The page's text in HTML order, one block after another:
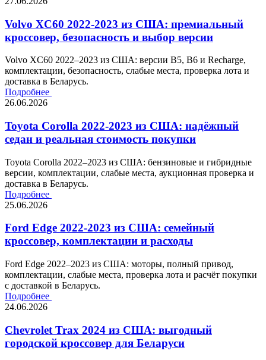
Volvo XC60 2022-2023 из США: премиальный
кроссовер, безопасность и выбор версии
Volvo XC60 2022–2023 из США: версии B5, B6 и Recharge,
комплектации, безопасность, слабые места, проверка лота и
доставка в Беларусь.
Подробнее
26.06.2026
Toyota Corolla 2022-2023 из США: надёжный
седан и реальная стоимость покупки
Toyota Corolla 2022–2023 из США: бензиновые и гибридные
версии, комплектации, слабые места, аукционная проверка и
доставка в Беларусь.
Подробнее
25.06.2026
Ford Edge 2022-2023 из США: семейный
кроссовер, комплектации и расходы
Ford Edge 2022–2023 из США: моторы, полный привод,
комплектации, слабые места, проверка лота и расчёт покупки
с доставкой в Беларусь.
Подробнее
24.06.2026
Chevrolet Trax 2024 из США: выгодный
городской кроссовер для Беларуси